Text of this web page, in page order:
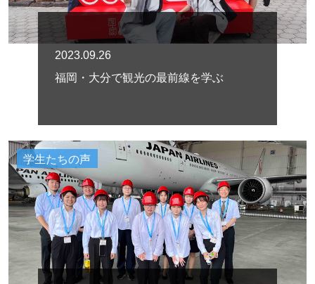
2023.09.26
福岡・大分で観光の最前線を学ぶ
学生たちの声